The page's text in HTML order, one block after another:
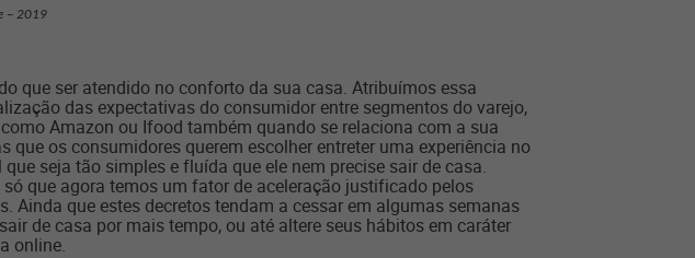
– 2019
que ser atendido no conforto da sua casa. Atribuímos essa
das expectativas do consumidor entre segmentos do varejo,
Amazon ou Ifood também quando se relaciona com a sua
os consumidores querem escolher entreter uma experiência no
seja tão simples e fluída que ele nem precise sair de casa.
que agora temos um fator de aceleração justificado pelos
que estes decretos tendam a cessar em algumas semanas
de casa por mais tempo, ou até altere seus hábitos em caráter
online.